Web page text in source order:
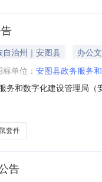
治州｜安图县
办公
标单位： 安图县政务服务
务和数字化建设管理局
墨粉(青色)(个)得力
套件
告